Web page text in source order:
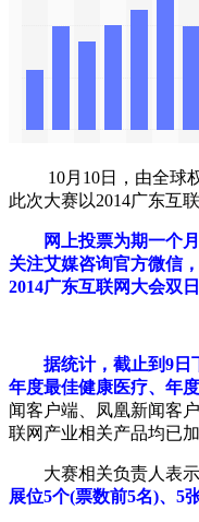
10月10日，由全球权
此次大赛以2014广东互
网上投票为期一个
关注艾媒咨询官方微信
2014广东互联网大会双
据统计，截止到9日
年度最佳健康医疗、年
闻客户端、凤凰新闻客
联网产业相关产品均已加
大赛相关负责人表示
展位5个(票数前5名)、5